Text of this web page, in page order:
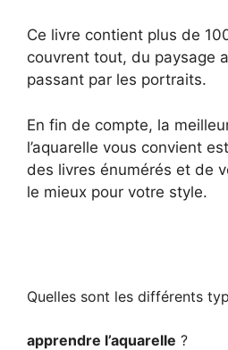
Ce livre contient plus de
couvrent tout, du paysage
passant par les portraits.
En fin de compte, la
l’aquarelle vous convient
des livres énumérés et de
le mieux pour votre style.
Quelles sont les différents
apprendre l’aquarelle ?